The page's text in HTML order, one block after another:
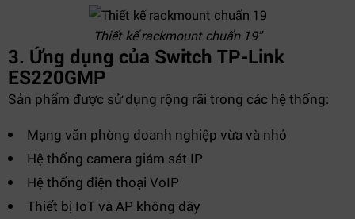
Thiết kế rackmount chuẩn 19"
3. Ứng dụng của Switch TP-Link
ES220GMP
Sản phẩm được sử dụng rộng rãi trong các hệ thống:
Mạng văn phòng doanh nghiệp vừa và nhỏ
Hệ thống camera giám sát IP
Hệ thống điện thoại VoIP
Thiết bị IoT và AP không dây